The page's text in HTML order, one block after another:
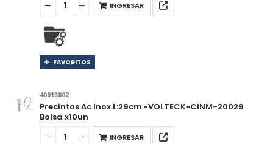
INGRESAR
FAVORITOS
40013802
Precintos Ac.Inox.L:29cm «VOLTECK»CINM-20029
Bolsa x10un
INGRESAR